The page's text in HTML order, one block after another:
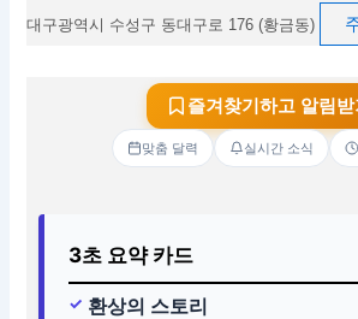
대구광역시 수성구 동대구로 176 (황금동)
즐겨찾기하고 알림받
맞춤 달력 실시간 소식
3초 요약 카드
환상의 스토리